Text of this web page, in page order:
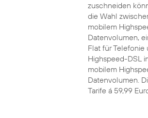
zuschneiden
die Wahl
mobilem
Datenvolumen,
Flat für Telefonie
Highspeed-DSL
mobilem
Datenvolumen.
Tarife á 59,99